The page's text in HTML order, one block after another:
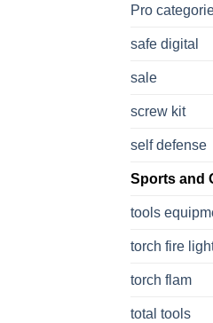
Pro
safe digital
sale
screw kit
self defense
Sports and
tools
torch fire
torch flam
total tools